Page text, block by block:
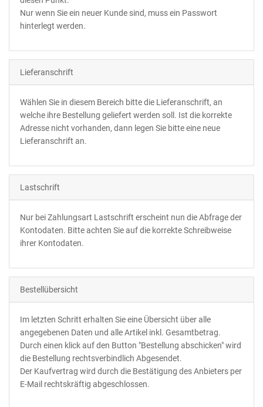
Nur wenn Sie ein neuer Kunde sind, muss ein Passwort
hinterlegt werden.
Lieferanschrift
Wählen Sie in diesem Bereich bitte die Lieferanschrift, an
welche ihre Bestellung geliefert werden soll. Ist die korrekte
Adresse nicht vorhanden, dann legen Sie bitte eine neue
Lieferanschrift an.
Lastschrift
Nur bei Zahlungsart Lastschrift erscheint nun die Abfrage der
Kontodaten. Bitte achten Sie auf die korrekte Schreibweise
ihrer Kontodaten.
Bestellübersicht
Im letzten Schritt erhalten Sie eine Übersicht über alle
angegebenen Daten und alle Artikel inkl. Gesamtbetrag.
Durch einen klick auf den Button "Bestellung abschicken"wird
die Bestellung rechtsverbindlich Abgesendet.
Der Kaufvertrag wird durch die Bestätigung des Anbieters per
E-Mail rechtskräftig abgeschlossen.